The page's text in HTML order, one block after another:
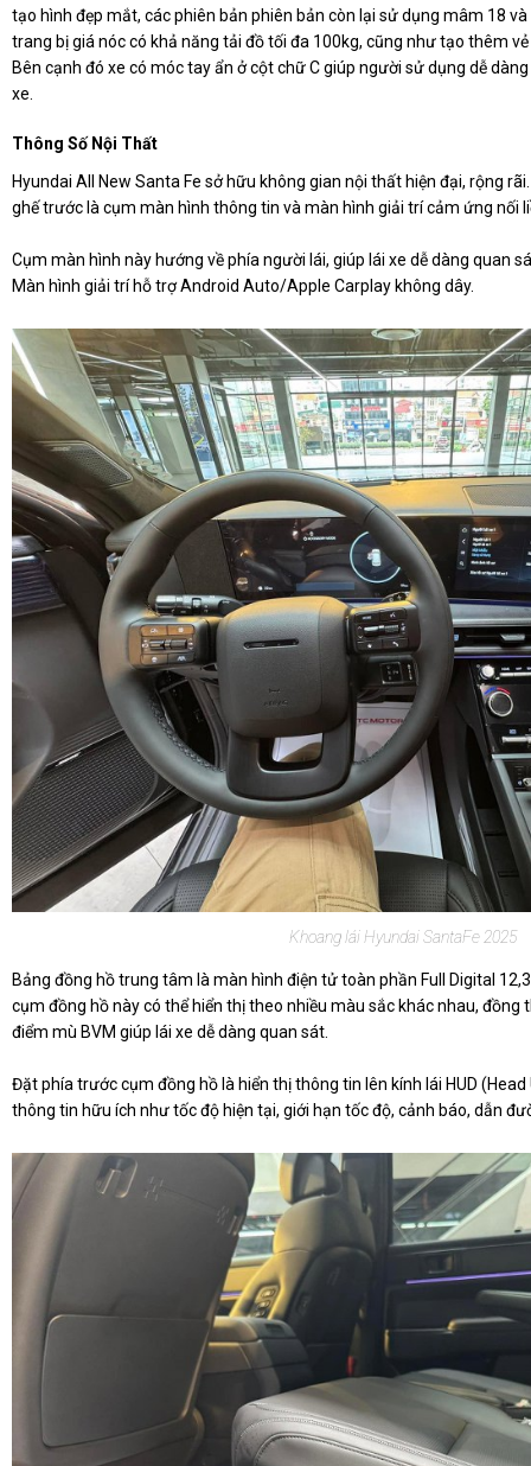
tạo hình đẹp mắt, các phiên bản phiên bản còn lại sử dụng mâm 18
trang bị giá nóc có khả năng tải đồ tối đa 100kg, cũng như tạo thêm
Bên cạnh đó xe có móc tay ẩn ở cột chữ C giúp người sử dụng dễ
xe.
Thông Số Nội Thất
Hyundai All New Santa Fe sở hữu không gian nội thất hiện đại, rộng
ghế trước là cụm màn hình thông tin và màn hình giải trí cảm ứng nối
Cụm màn hình này hướng về phía người lái, giúp lái xe dễ dàng quan
Màn hình giải trí hỗ trợ Android Auto/Apple Carplay không dây.
Khoang lái Hyundai SantaFe 2025
Bảng đồng hồ trung tâm là màn hình điện tử toàn phần Full Digital
cụm đồng hồ này có thể hiển thị theo nhiều màu sắc khác nhau,
điểm mù BVM giúp lái xe dễ dàng quan sát.
Đặt phía trước cụm đồng hồ là hiển thị thông tin lên kính lái HUD (Head
thông tin hữu ích như tốc độ hiện tại, giới hạn tốc độ, cảnh báo, dẫn